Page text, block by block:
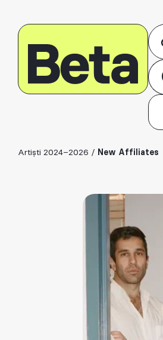
Artiști 2024–2026 / New Affiliates